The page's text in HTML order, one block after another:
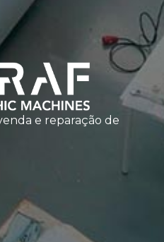
e reparação de